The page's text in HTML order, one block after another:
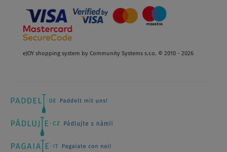
eJOY shopping system by Community Systems s.r.o. © 2010 - 2026